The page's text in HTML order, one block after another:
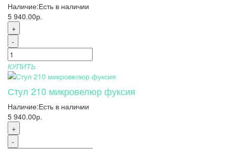
Наличие:Есть в наличии
5 940.00р.
+
-
КУПИТЬ
Стул 210 микровелюр фуксия
Наличие:Есть в наличии
5 940.00р.
+
-